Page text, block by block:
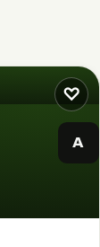
♡
A